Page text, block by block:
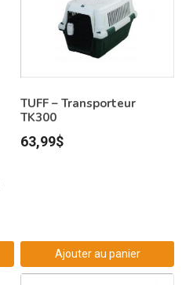
TUFF – Transporteur
TK300
63,99$
Ajouter au panier